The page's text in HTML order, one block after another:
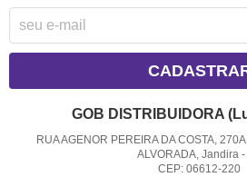
GOB DISTRIBUIDORA
RUA AGENOR PEREIRA DA COSTA,
ALVORADA, Jandira-
CEP: 06612-220